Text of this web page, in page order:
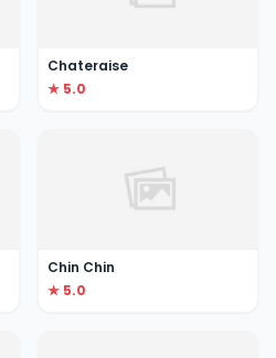
Chateraise
★ 5.0
Chin Chin
★ 5.0